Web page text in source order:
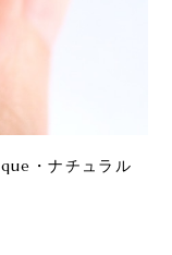
・ナチュラル